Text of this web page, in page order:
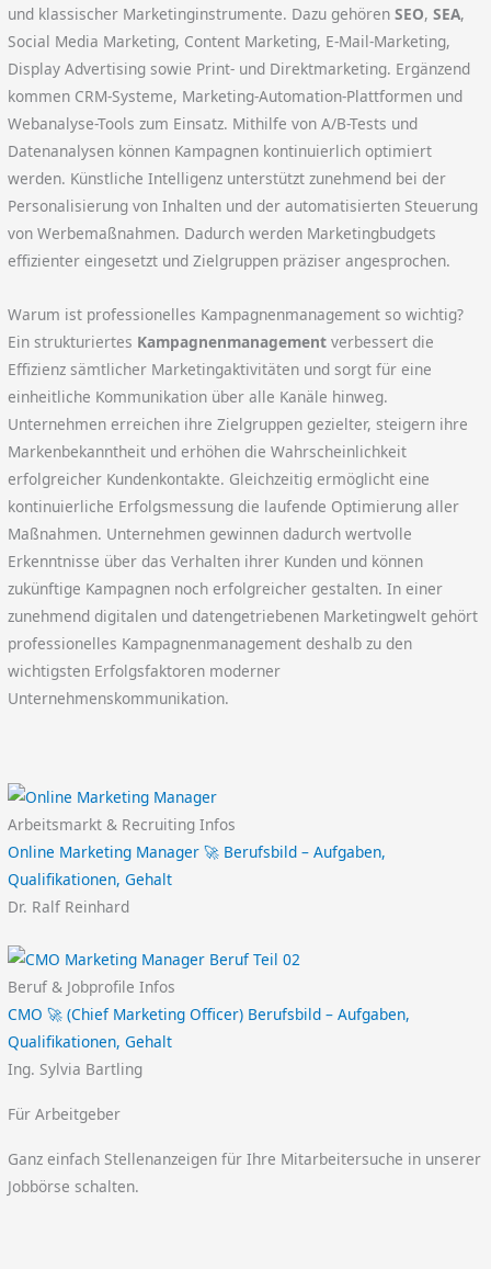
und klassischer Marketinginstrumente. Dazu gehörenSEO,SEA,
Social Media Marketing, Content Marketing, E-Mail-Marketing,
Display Advertising sowie Print- und Direktmarketing. Ergänzend
kommen CRM-Systeme, Marketing-Automation-Plattformen und
Webanalyse-Tools zum Einsatz. Mithilfe von A/B-Tests und
Datenanalysen können Kampagnen kontinuierlich optimiert
werden. Künstliche Intelligenz unterstützt zunehmend bei der
Personalisierung von Inhalten und der automatisierten Steuerung
von Werbemaßnahmen. Dadurch werden Marketingbudgets
effizienter eingesetzt und Zielgruppen präziser angesprochen.
Warum ist professionelles Kampagnenmanagement so wichtig?
Ein strukturiertes Kampagnenmanagement verbessert die
Effizienz sämtlicher Marketingaktivitäten und sorgt für eine
einheitliche Kommunikation über alle Kanäle hinweg.
Unternehmen erreichen ihre Zielgruppen gezielter, steigern ihre
Markenbekanntheit und erhöhen die Wahrscheinlichkeit
erfolgreicher Kundenkontakte. Gleichzeitig ermöglicht eine
kontinuierliche Erfolgsmessung die laufende Optimierung aller
Maßnahmen. Unternehmen gewinnen dadurch wertvolle
Erkenntnisse über das Verhalten ihrer Kunden und können
zukünftige Kampagnen noch erfolgreicher gestalten. In einer
zunehmend digitalen und datengetriebenen Marketingwelt gehört
professionelles Kampagnenmanagement deshalb zu den
wichtigsten Erfolgsfaktoren moderner
Unternehmenskommunikation.
Arbeitsmarkt & Recruiting Infos
Online Marketing Manager 🚀 Berufsbild – Aufgaben,
Qualifikationen, Gehalt
Dr. Ralf Reinhard
Beruf & Jobprofile Infos
CMO 🚀 (Chief Marketing Officer) Berufsbild – Aufgaben,
Qualifikationen, Gehalt
Ing. Sylvia Bartling
Für Arbeitgeber
Ganz einfach Stellenanzeigen für Ihre Mitarbeitersuche in unserer
Jobbörse schalten.